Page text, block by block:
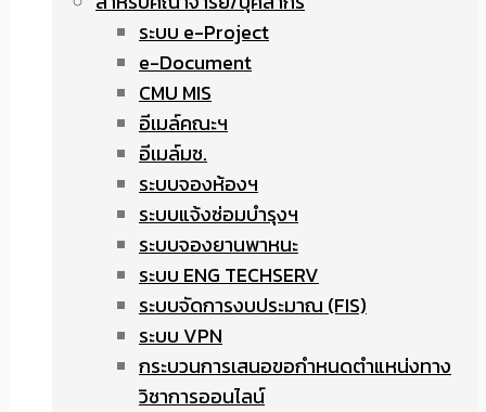
ระบบ e-Project
e-Document
CMU MIS
อีเมล์คณะฯ
อีเมล์มช.
ระบบจองห้องฯ
ระบบแจ้งซ่อมบำรุงฯ
ระบบจองยานพาหนะ
ระบบ ENG TECHSERV
ระบบจัดการงบประมาณ (FIS)
ระบบ VPN
กระบวนการเสนอขอกำหนดตำแหน่งทาง
วิชาการออนไลน์